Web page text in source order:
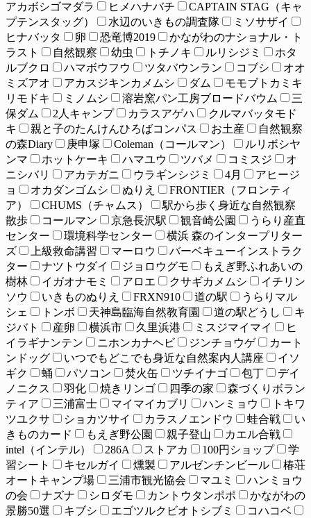
アカボシゴマダラ
ヒメハナバチ
CAPTAIN STAG（キャ
プテンスタッグ）
水辺のいきもの調査隊
ミソサザイ
ヒナバッタ
卵 恐竜博2019
かながわのナショナル・ト
ラスト
自然観察 幼虫 トチノキ ルリシジミ
ホタ
ルブクロ
ハマボウフウ ツタバウンラン コブシ
オオ
ミズアオ
アカスジキンカメムシ ダム
モモブトカミキ
リモドキ
ミノムシ 溶岩窯パン工房ブロードバウム
三
保ダム
2人キャンプ カラスアゲハ
クルマバッタモド
キ
親と子のたんけんひろばコンパス お土産
自然観察
の森Diary
庚申塚 Coleman（コールマン）
ルリボシヤ
ンマ
ホットケーキ ハマユウ ツバメ コミスジ
オ
ニシバリ
アカテガニ ウラギンシジミ 4月
アヒージ
ョ
オカダンゴムシ ぬりえ
FRONTIER（フロンティ
ア）
CHUMS（チャムス）
駅から歩く身近な自然観察
散歩
コールマン 京急長沢駅 観音崎公園
うらり産直
センター
環境科学センター
横浜 森のインタープリター
ズ
上級救命講習 マーロウ
バーベキューインストラク
ター
ナツトウダイ ジョロウグモ
もえぎ野ふれあいの
樹林
イガオナモミ アロエ クサギカメムシ
イチリン
ソウ
いきものぬりえ FRXN910 道の駅
うらりマル
シェ
トンボ 天神島臨海自然教育園 道の駅どうし
キ
ジバト
産卵 横浜市 久里浜港 ミスジマイマイ
ヒ
イラギナンテン
ニホンカナヘビ ジンチョウゲ
カート
ンドッグ
いつでもどこでも身近な自然案内人講座
イソ
ギク
蛹 パソコン 焚火缶 ツチイナゴ 包丁
デイ
ノニクス
羽化 焼きリンゴ 四季の家
森づくりボラン
ティア
三浦富士 マイマイカブリ ハンミョウ
トキワ
ツユクサ
ショカツサイ カラスノエンドウ 蛙合戦
い
きものカード
もえぎ野公園 親子登山
カエル合戦
intel（インテル）
286A ストアカ 100円ショップ
学
習シート
キセルガイ 燻製 アルゼンチンビール
椿荘
オートキャンプ場
三浦市観光協会 マユミ
ハンミョウ
の会
ナズナ シロダモ カントウタンポポ
かながわの
景勝50選
キブシ エゴツルクビオトシブミ
コハコベ